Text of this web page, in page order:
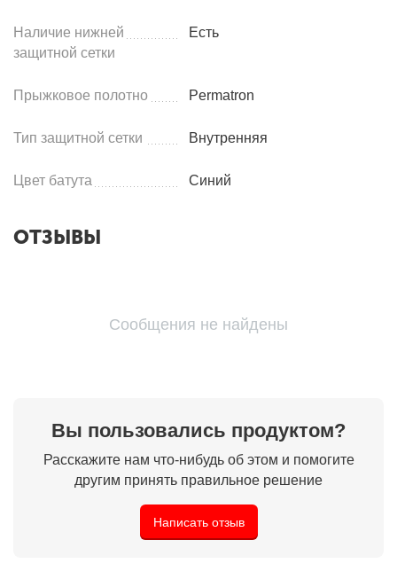
Наличие нижней
защитной сетки
Есть
Прыжковое полотно Permatron
Тип защитной сетки Внутренняя
Цвет батута Синий
ОТЗЫВЫ
Сообщения не найдены
Вы пользовались продуктом?
Расскажите нам что-нибудь об этом и помогите
другим принять правильное решение
Написать отзыв